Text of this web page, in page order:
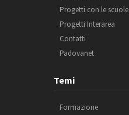
Progetti con le scuole
Progetti Interarea
Contatti
Padovanet
Temi
Formazione